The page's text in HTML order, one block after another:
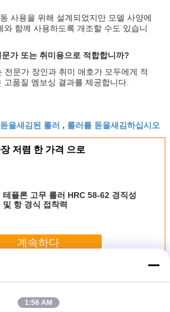
사용을 위해 설계되었지만 모델 사양에
와 함께 사용하도록 개조할 수도 있습니
가 또는 취미용으로 적합합니까?
전문가 장인과 취미 애호가 모두에게 적
고품질 엠보싱 결과를 제공합니다.
돋을새김된 롤러 , 롤러를 돋을새김하십시오
저렴 한 가격 으로
테플론 고무 롤러 HRC 58-62 경직성
및 항 경식 접착력
계속하다
1:56 AM